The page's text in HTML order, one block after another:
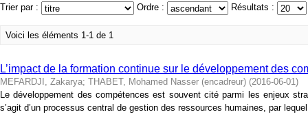
Trier par : Ordre : Résultats :
Voici les éléments 1-1 de 1
L’impact de la formation continue sur le développement des
MEFARDJI, Zakarya; THABET, Mohamed Nasser (encadreur) (2016-06-01)
Le développement des compétences est souvent cité parmi les enjeux
s’agit d’un processus central de gestion des ressources humaines, par